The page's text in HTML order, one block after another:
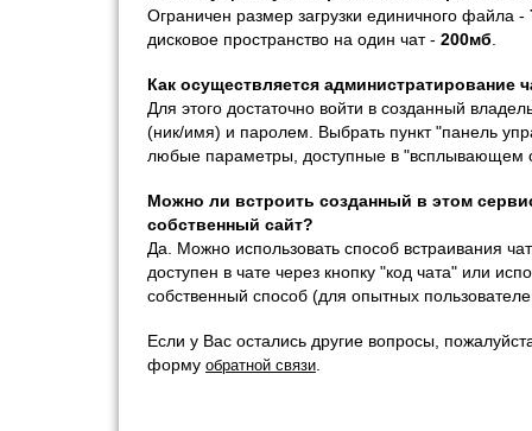
Ограничен размер загрузки единичного файла -
дисковое пространство на один чат - 200мб
Как осуществляется администратирование
Для этого достаточно войти в созданный
(ник/имя) и паролем. Выбрать пункт "панель
любые параметры, доступные в "всплывающем
Можно ли встроить созданный в этом
собственный сайт?
Да. Можно использовать способ встраивания
доступен в чате через кнопку "код чата" или
собственный способ (для опытных
Если у Вас остались другие вопросы,
форму обратной связи